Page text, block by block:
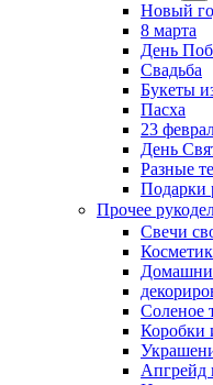
Новый
8 марта
День
Свадьба
Букеты
Пасха
23
День
Разные
Подарки
Прочее
Свечи
Соленое
Коробки
Апгрейд